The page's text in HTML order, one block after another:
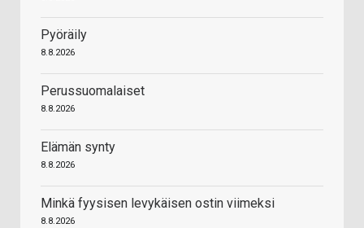
Pyöräily
8.8.2026
Perussuomalaiset
8.8.2026
Elämän synty
8.8.2026
Minkä fyysisen levykäisen ostin viimeksi
8.8.2026